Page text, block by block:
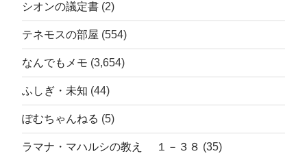
シオンの議定書 (2)
テネモスの部屋 (554)
なんでもメモ (3,654)
ふしぎ・未知 (44)
ぽむちゃんねる (5)
ラマナ・マハルシの教え １－３８ (35)